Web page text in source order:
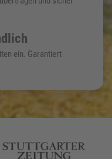
ein. Garantiert